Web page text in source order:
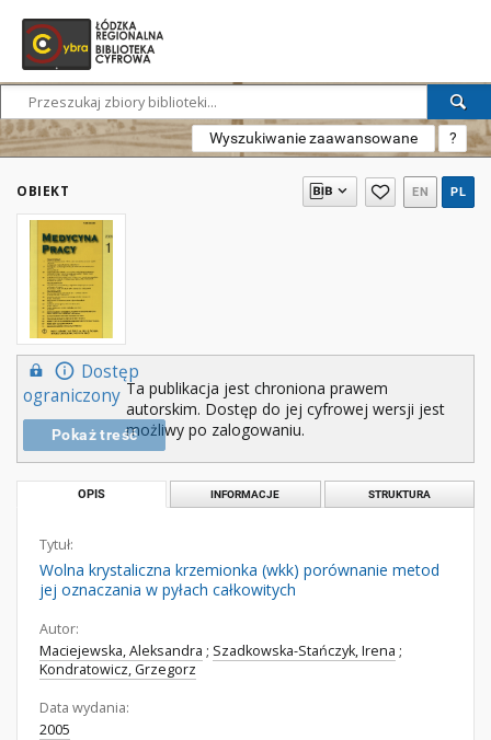
Wyszukiwanie zaawansowane ?
OBIEKT EN PL
Dostęp
ograniczony
Pokaż treść
Ta publikacja jest chroniona prawem
autorskim. Dostęp do jej cyfrowej wersji jest
możliwy po zalogowaniu.
OPIS INFORMACJE STRUKTURA
Tytuł:
Wolna krystaliczna krzemionka (wkk) porównanie metod
jej oznaczania w pyłach całkowitych
Autor:
Maciejewska, Aleksandra ; Szadkowska-Stańczyk, Irena ;
Kondratowicz, Grzegorz
Data wydania:
2005